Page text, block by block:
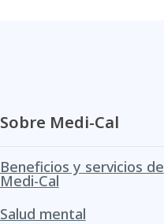
Sobre Medi-Cal
Beneficios y servicios de
Medi-Cal
Salud mental